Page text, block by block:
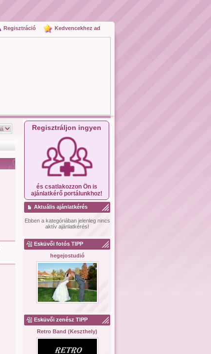
Kedvencekhez ad
Regisztráció
Regisztráljon ingyen
és csatlakozzon Ön is
ajánlatkérő portálunkhoz!
Aktuális ajánlatkérés
Ebben a kategóriában jelenleg nincs
aktív ajánlatkérés!
Esküvői fotós TIPP
hegejostudió
Esküvői zenész TIPP
Retro Band (Keszthely)